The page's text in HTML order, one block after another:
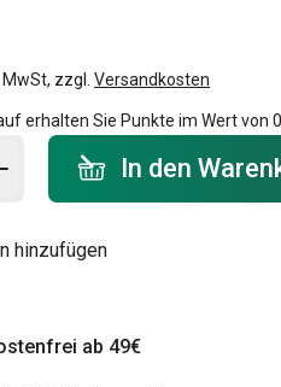
zzgl. Versandkosten
erhalten Sie Punkte im Wert von
- Menge
In den
hinzufügen
ab 49€